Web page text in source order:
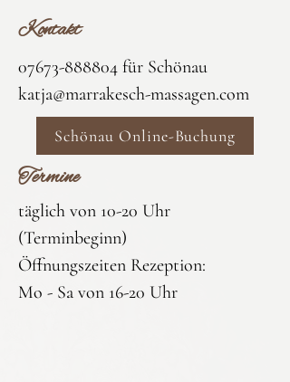
Kontakt
07673-888804 für Schönau
katja@marrakesch-massagen.com
Schönau Online-Buchung
Termine
täglich von 10-20 Uhr
(Terminbeginn)
Öffnungszeiten Rezeption:
Mo - Sa von 16-20 Uhr